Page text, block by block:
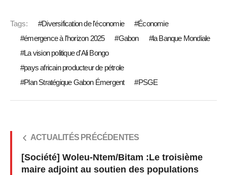
Tags: Diversification de l'économie
Économie
émergence à l'horizon 2025
Gabon
la Banque Mondiale
La vision politique d'Ali Bongo
pays africain producteur de pétrole
Plan Stratégique Gabon Émergent
PSGE
ACTUALITÉS PRÉCÉDENTES
[Société] Woleu-Ntem/Bitam :Le troisième
maire adjoint au soutien des populations